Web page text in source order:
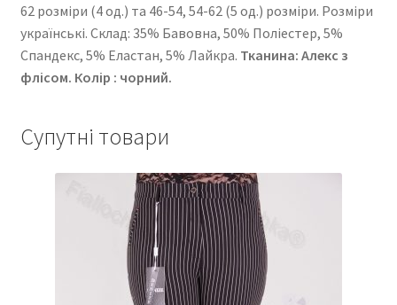
62 розміри (4 од.) та 46-54, 54-62 (5 од.) розміри. Розміри
українські. Cклад: 35% Бавовна, 50% Поліестер, 5%
Спандекс, 5% Еластан, 5% Лайкра. Тканина: Алекс з
флісом. Колір : чорний.
Супутні товари